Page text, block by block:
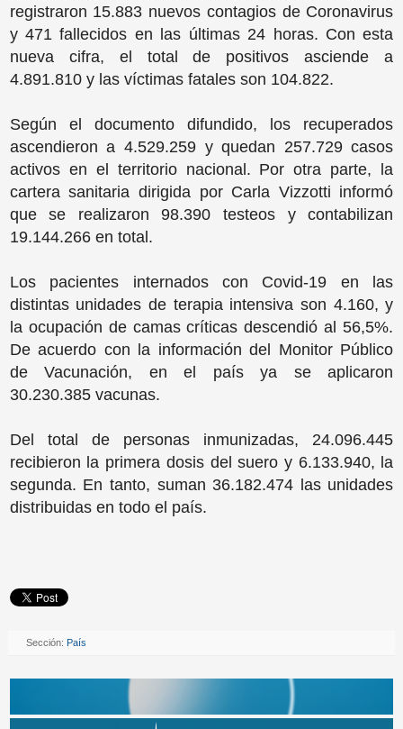
registraron 15.883 nuevos contagios de Coronavirus
y 471 fallecidos en las últimas 24 horas. Con esta
nueva cifra, el total de positivos asciende a
4.891.810 y las víctimas fatales son 104.822.
Según el documento difundido, los recuperados
ascendieron a 4.529.259 y quedan 257.729 casos
activos en el territorio nacional. Por otra parte, la
cartera sanitaria dirigida por Carla Vizzotti informó
que se realizaron 98.390 testeos y contabilizan
19.144.266 en total.
Los pacientes internados con Covid-19 en las
distintas unidades de terapia intensiva son 4.160, y
la ocupación de camas críticas descendió al 56,5%.
De acuerdo con la información del Monitor Público
de Vacunación, en el país ya se aplicaron
30.230.385 vacunas.
Del total de personas inmunizadas, 24.096.445
recibieron la primera dosis del suero y 6.133.940, la
segunda. En tanto, suman 36.182.474 las unidades
distribuidas en todo el país.
Sección: País